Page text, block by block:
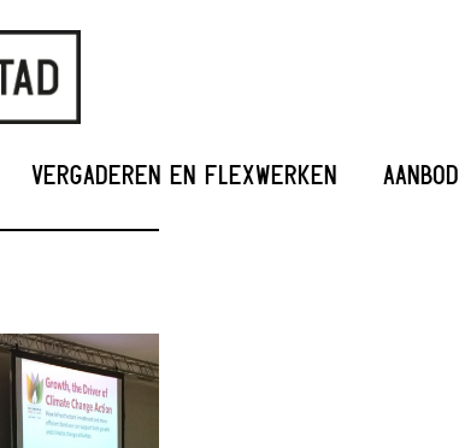
VERGADEREN EN FLEXWERKEN AANBOD